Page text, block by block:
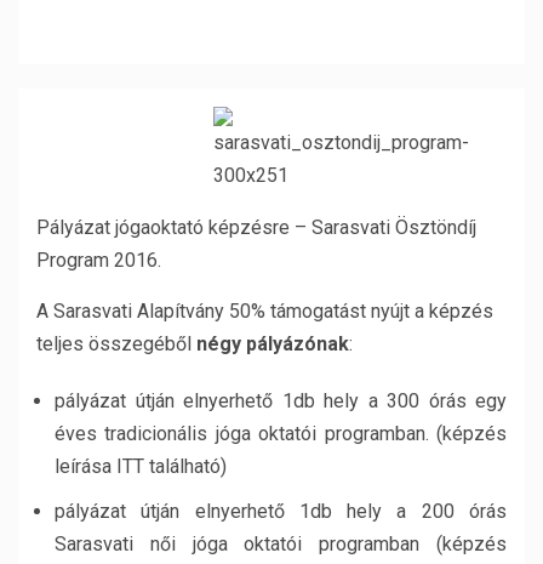
Pályázat jógaoktató képzésre – Sarasvati Ösztöndíj
Program 2016.
A Sarasvati Alapítvány 50% támogatást nyújt a képzés
teljes összegéből négy pályázónak:
pályázat útján elnyerhető 1db hely a 300 órás egy
éves tradicionális jóga oktatói programban. (képzés
leírása ITT található)
pályázat útján elnyerhető 1db hely a 200 órás
Sarasvati női jóga oktatói programban (képzés